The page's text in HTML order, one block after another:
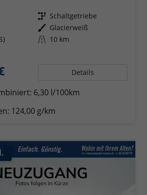
Getriebe Schaltgetriebe
Außenfarbe Glacierweiß
Kilometerstand 10 km
Details
6,30 l/100km
124,00 g/km